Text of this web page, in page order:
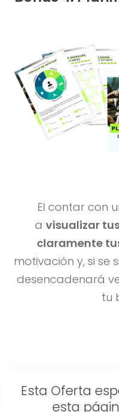
El contar con
a visualizar
claramente
motivación y, si se
desencadenará
tu
Esta Oferta
esta